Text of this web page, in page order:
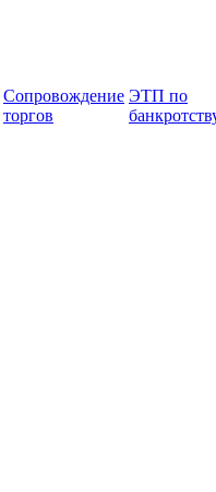
Сопровождение
торгов
ЭТП по